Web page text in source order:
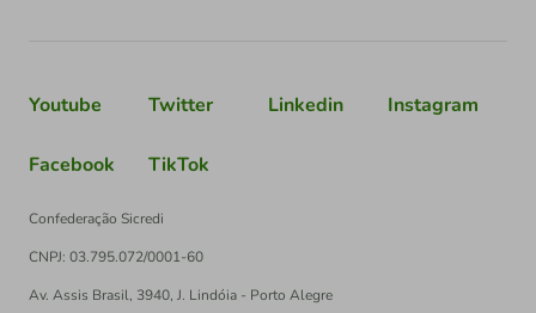
Youtube Twitter Linkedin Instagram
Facebook TikTok
Confederação Sicredi
CNPJ: 03.795.072/0001-60
Av. Assis Brasil, 3940, J. Lindóia - Porto Alegre